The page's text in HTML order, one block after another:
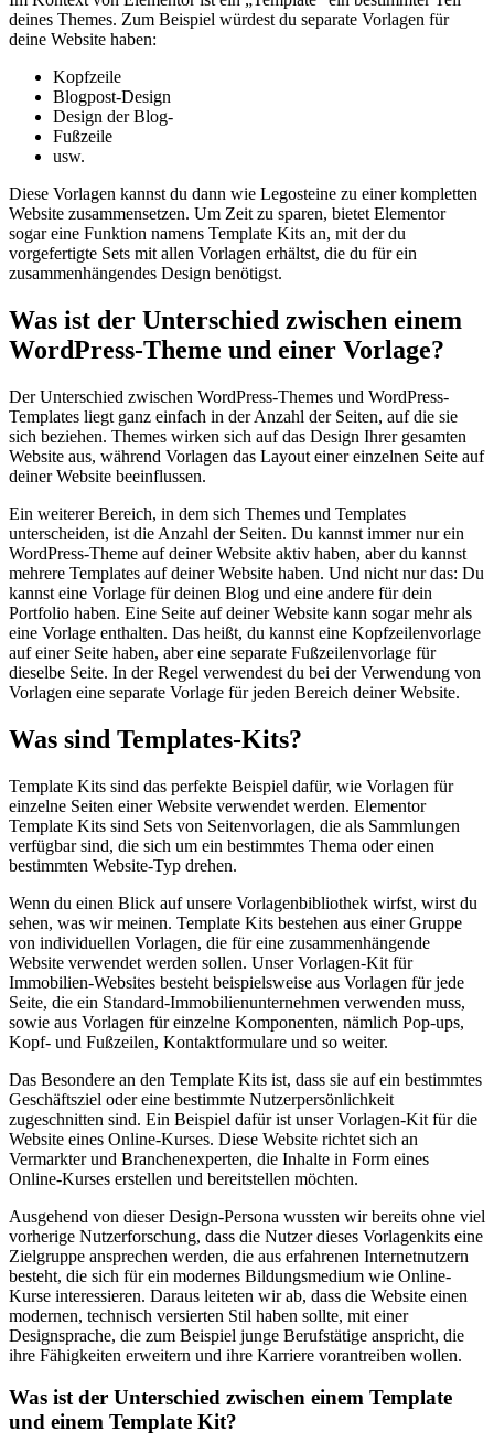
deines Themes. Zum Beispiel würdest du separate Vorlagen für
deine Website haben:
Kopfzeile
Blogpost-Design
Design der Blog-
Fußzeile
usw.
Diese Vorlagen kannst du dann wie Legosteine zu einer kompletten
Website zusammensetzen. Um Zeit zu sparen, bietet Elementor
sogar eine Funktion namens Template Kits an, mit der du
vorgefertigte Sets mit allen Vorlagen erhältst, die du für ein
zusammenhängendes Design benötigst.
Was ist der Unterschied zwischen einem
WordPress-Theme und einer Vorlage?
Der Unterschied zwischen WordPress-Themes und WordPress-
Templates liegt ganz einfach in der Anzahl der Seiten, auf die sie
sich beziehen. Themes wirken sich auf das Design Ihrer gesamten
Website aus, während Vorlagen das Layout einer einzelnen Seite auf
deiner Website beeinflussen.
Ein weiterer Bereich, in dem sich Themes und Templates
unterscheiden, ist die Anzahl der Seiten. Du kannst immer nur ein
WordPress-Theme auf deiner Website aktiv haben, aber du kannst
mehrere Templates auf deiner Website haben. Und nicht nur das: Du
kannst eine Vorlage für deinen Blog und eine andere für dein
Portfolio haben. Eine Seite auf deiner Website kann sogar mehr als
eine Vorlage enthalten. Das heißt, du kannst eine Kopfzeilenvorlage
auf einer Seite haben, aber eine separate Fußzeilenvorlage für
dieselbe Seite. In der Regel verwendest du bei der Verwendung von
Vorlagen eine separate Vorlage für jeden Bereich deiner Website.
Was sind Templates-Kits?
Template Kits sind das perfekte Beispiel dafür, wie Vorlagen für
einzelne Seiten einer Website verwendet werden. Elementor
Template Kits sind Sets von Seitenvorlagen, die als Sammlungen
verfügbar sind, die sich um ein bestimmtes Thema oder einen
bestimmten Website-Typ drehen.
Wenn du einen Blick auf unsere Vorlagenbibliothek wirfst, wirst du
sehen, was wir meinen. Template Kits bestehen aus einer Gruppe
von individuellen Vorlagen, die für eine zusammenhängende
Website verwendet werden sollen. Unser Vorlagen-Kit für
Immobilien-Websites besteht beispielsweise aus Vorlagen für jede
Seite, die ein Standard-Immobilienunternehmen verwenden muss,
sowie aus Vorlagen für einzelne Komponenten, nämlich Pop-ups,
Kopf- und Fußzeilen, Kontaktformulare und so weiter.
Das Besondere an den Template Kits ist, dass sie auf ein bestimmtes
Geschäftsziel oder eine bestimmte Nutzerpersönlichkeit
zugeschnitten sind. Ein Beispiel dafür ist unser Vorlagen-Kit für die
Website eines Online-Kurses. Diese Website richtet sich an
Vermarkter und Branchenexperten, die Inhalte in Form eines
Online-Kurses erstellen und bereitstellen möchten.
Ausgehend von dieser Design-Persona wussten wir bereits ohne viel
vorherige Nutzerforschung, dass die Nutzer dieses Vorlagenkits eine
Zielgruppe ansprechen werden, die aus erfahrenen Internetnutzern
besteht, die sich für ein modernes Bildungsmedium wie Online-
Kurse interessieren. Daraus leiteten wir ab, dass die Website einen
modernen, technisch versierten Stil haben sollte, mit einer
Designsprache, die zum Beispiel junge Berufstätige anspricht, die
ihre Fähigkeiten erweitern und ihre Karriere vorantreiben wollen.
Was ist der Unterschied zwischen einem Template
und einem Template Kit?